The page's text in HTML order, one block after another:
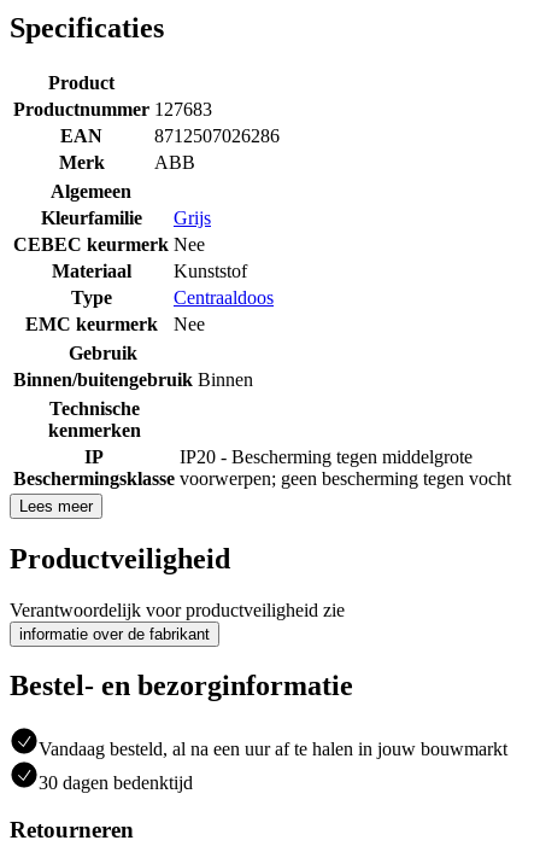
Specificaties
Product
Productnummer 127683
EAN
8712507026286
Merk
ABB
Algemeen
Kleurfamilie
Grijs
CEBEC keurmerk Nee
Materiaal
Kunststof
Type
Centraaldoos
EMC keurmerk
Nee
Gebruik
Binnen/buitengebruik Binnen
Technische
kenmerken
IP
Beschermingsklasse
IP20 - Bescherming tegen middelgrote
voorwerpen; geen bescherming tegen vocht
Lees meer
Productveiligheid
Verantwoordelijk voor productveiligheid zie
informatie over de fabrikant
Bestel- en bezorginformatie
Vandaag besteld, al na een uur af te halen in jouw bouwmarkt
30 dagen bedenktijd
Retourneren